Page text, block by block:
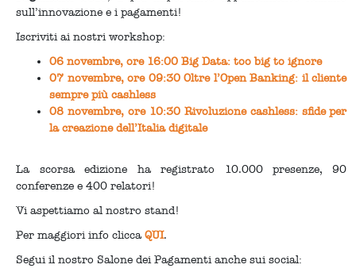
sull’innovazione e i pagamenti!
Iscriviti ai nostri workshop:
06 novembre, ore 16:00 Big Data: too big to ignore
07 novembre, ore 09:30 Oltre l’Open Banking: il cliente
sempre più cashless
08 novembre, ore 10:30 Rivoluzione cashless: sfide per
la creazione dell’Italia digitale
La scorsa edizione ha registrato 10.000 presenze, 90
conferenze e 400 relatori!
Vi aspettiamo al nostro stand!
Per maggiori info cliccaQUI.
Segui il nostro Salone dei Pagamenti anche sui social: